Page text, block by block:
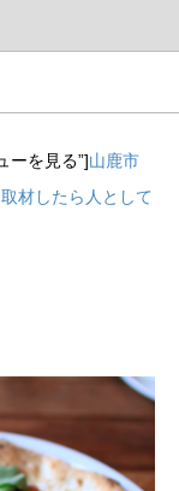
ーを見る”]山鹿市
材したら人として